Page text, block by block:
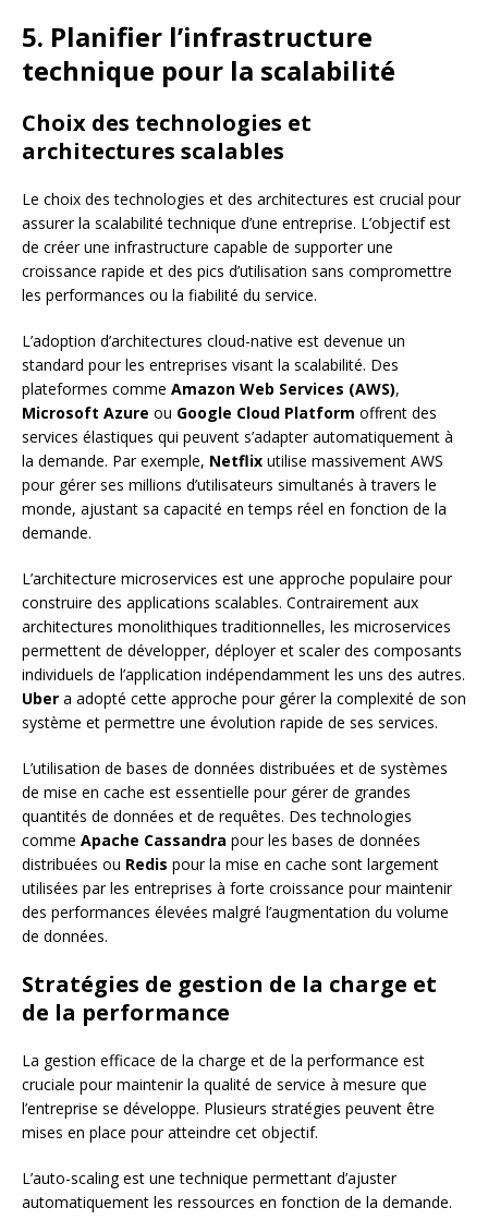
5. Planifier l’infrastructure
technique pour la scalabilité
Choix des technologies et
architectures scalables
Le choix des technologies et des architectures est crucial pour
assurer la scalabilité technique d’une entreprise. L’objectif est
de créer une infrastructure capable de supporter une
croissance rapide et des pics d’utilisation sans compromettre
les performances ou la fiabilité du service.
L’adoption d’architectures cloud-native est devenue un
standard pour les entreprises visant la scalabilité. Des
plateformes comme Amazon Web Services (AWS),
Microsoft Azure ou Google Cloud Platform offrent des
services élastiques qui peuvent s’adapter automatiquement à
la demande. Par exemple, Netflix utilise massivement AWS
pour gérer ses millions d’utilisateurs simultanés à travers le
monde, ajustant sa capacité en temps réel en fonction de la
demande.
L’architecture microservices est une approche populaire pour
construire des applications scalables. Contrairement aux
architectures monolithiques traditionnelles, les microservices
permettent de développer, déployer et scaler des composants
individuels de l’application indépendamment les uns des autres.
Uber a adopté cette approche pour gérer la complexité de son
système et permettre une évolution rapide de ses services.
L’utilisation de bases de données distribuées et de systèmes
de mise en cache est essentielle pour gérer de grandes
quantités de données et de requêtes. Des technologies
comme Apache Cassandra pour les bases de données
distribuées ou Redis pour la mise en cache sont largement
utilisées par les entreprises à forte croissance pour maintenir
des performances élevées malgré l’augmentation du volume
de données.
Stratégies de gestion de la charge et
de la performance
La gestion efficace de la charge et de la performance est
cruciale pour maintenir la qualité de service à mesure que
l’entreprise se développe. Plusieurs stratégies peuvent être
mises en place pour atteindre cet objectif.
L’auto-scaling est une technique permettant d’ajuster
automatiquement les ressources en fonction de la demande.